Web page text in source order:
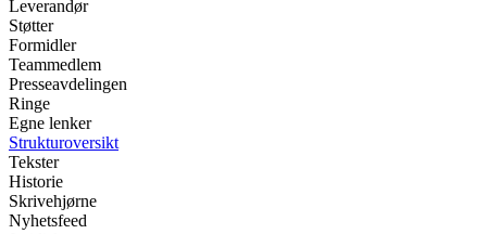
Leverandør
Støtter
Formidler
Teammedlem
Presseavdelingen
Ringe
Egne lenker
Strukturoversikt
Tekster
Historie
Skrivehjørne
Nyhetsfeed